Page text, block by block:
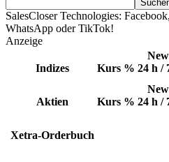
SalesCloser Technologies:
WhatsApp oder TikTok!
Anzeige
Indizes Kurs % 24 h /
Aktien Kurs % 24 h /
Xetra-Orderbuch